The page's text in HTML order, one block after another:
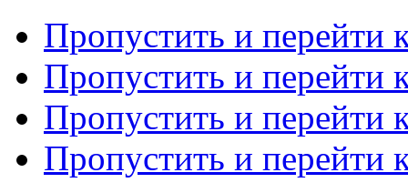
Пропустить и перейти
Пропустить и перейти
Пропустить и перейти
Пропустить и перейти